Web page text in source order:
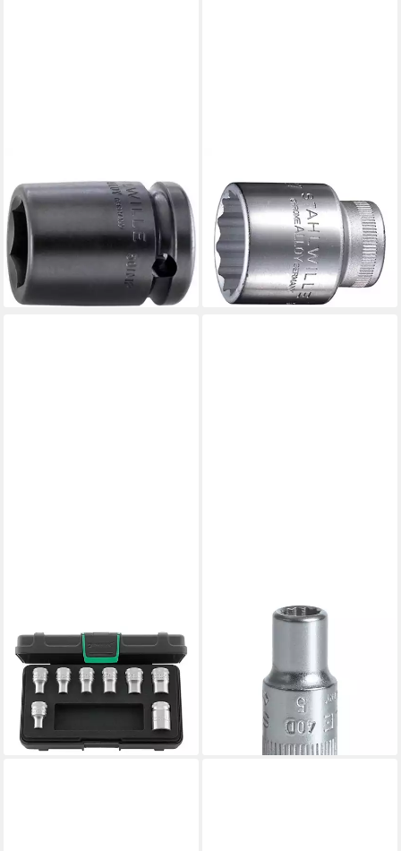
Bit- und Steckschlüsselset
IMPACT-
Steckschlüsseleinsätze Nr.
50IMP 23010024
ab 14,38 €
lieferbar - in 2-3 Werktagen bei dir
Stecknuss
Steckschlüsseleinsatz (1/2)
SW.18 mm L.38 mm 71 g
ab 17,79 €
lieferbar - in 2-3 Werktagen bei dir
Steckschlüssel Stahlwille 1/2"
(12,5mm) Satz
Steckschlüsseleinsätze
Nr.50TX/8 KN 8tlg
112,04 €
lieferbar - in 3-4 Werktagen bei dir
STAHLWILLE
SW.5 mm L.23 mm 9 g
ab 7,78 €
lieferbar - in 2-3 Werktagen bei dir